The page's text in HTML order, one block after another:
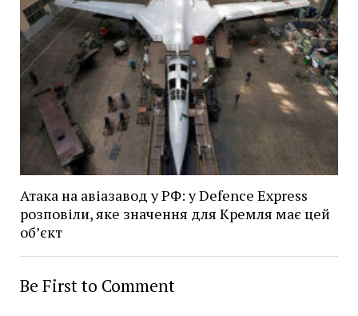
Атака на авіазавод у РФ: у Defence Express
розповіли, яке значення для Кремля має цей
об’єкт
Be First to Comment